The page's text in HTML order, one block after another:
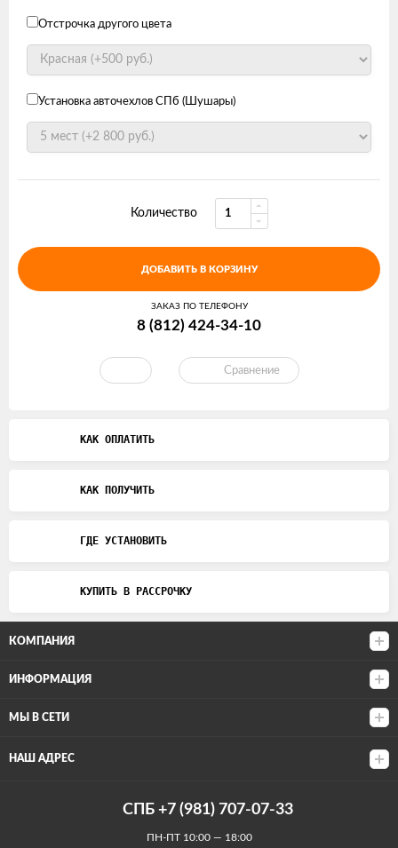
Отстрочка другого цвета
Установка авточехлов СПб (Шушары)
Количество
ДОБАВИТЬ В КОРЗИНУ
ЗАКАЗ ПО ТЕЛЕФОНУ
8 (812) 424-34-10
Сравнение
КАК ОПЛАТИТЬ
КАК ПОЛУЧИТЬ
ГДЕ УСТАНОВИТЬ
КУПИТЬ В РАССРОЧКУ
КОМПАНИЯ
ИНФОРМАЦИЯ
МЫ В СЕТИ
НАШ АДРЕС
СПБ +7 (981) 707-07-33
ПН-ПТ 10:00 — 18:00